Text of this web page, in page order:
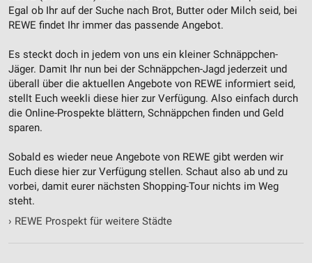
Egal ob Ihr auf der Suche nach Brot, Butter oder Milch seid, bei
REWE findet Ihr immer das passende Angebot.
Es steckt doch in jedem von uns ein kleiner Schnäppchen-
Jäger. Damit Ihr nun bei der Schnäppchen-Jagd jederzeit und
überall über die aktuellen Angebote von REWE informiert seid,
stellt Euch weekli diese hier zur Verfügung. Also einfach durch
die Online-Prospekte blättern, Schnäppchen finden und Geld
sparen.
Sobald es wieder neue Angebote von REWE gibt werden wir
Euch diese hier zur Verfügung stellen. Schaut also ab und zu
vorbei, damit eurer nächsten Shopping-Tour nichts im Weg
steht.
› REWE Prospekt für weitere Städte